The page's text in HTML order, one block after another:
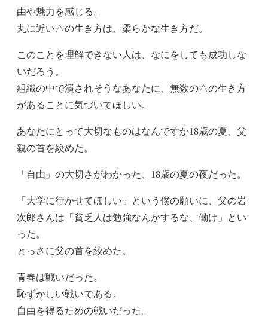
由や魅力を感じる。
丸に近い△の生き方は、柔らかな生き方だ。
このことを理解できない人は、なにをしても成功しな
いだろう。
組織の中で潰されそうなあなたに、無数の△の生き方
があることに気づいてほしい。
あなたにとって大切なものはなんですか18歳の夏、父
親の首を絞めた。
「自由」の大切さがわかった、18歳の夏の夜だった。
「大学に行かせてほしい」という僕の願いに、父の岩
次郎さんは「貧乏人は勉強なんかするな、働け」とい
った。
とっさに父の首を絞めた。
青春は戦いだった。
恥ずかしい戦いである。
自由を得るための戦いだった。